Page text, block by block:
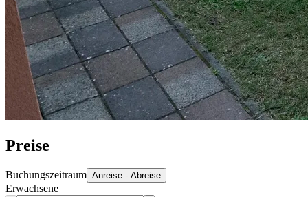
Preise
Buchungszeitraum Anreise - Abreise
Erwachsene